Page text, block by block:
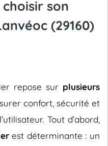
son
(29160)
repose sur plusieurs
confort, sécurité et
Tout d’abord,
est déterminante : un